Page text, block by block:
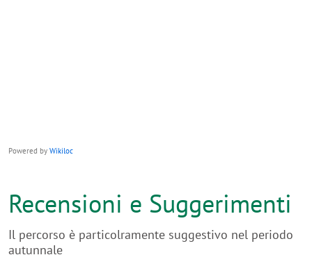
Powered by Wikiloc
Recensioni e Suggerimenti
Il percorso è particolramente suggestivo nel periodo
autunnale